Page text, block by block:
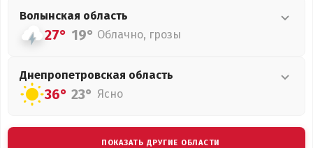
Волынская область
27° 19° Облачно, грозы
Днепропетровская область
36° 23° Ясно
ПОКАЗАТЬ ДРУГИЕ ОБЛАСТИ